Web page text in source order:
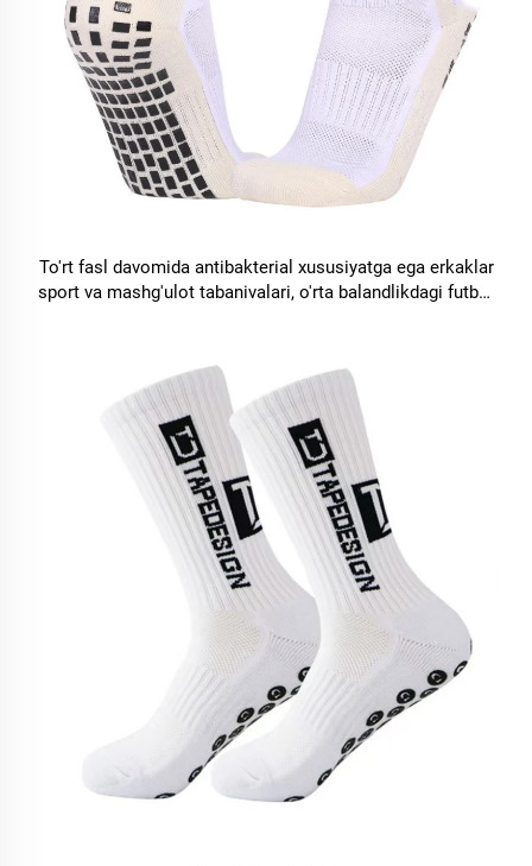
To'rt fasl davomida antibakterial xususiyatga ega erkaklar
sport va mashg'ulot tabanivalari, o'rta balandlikdagi futbol